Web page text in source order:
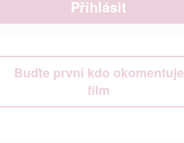
Buďte první kdo okomentuje
film